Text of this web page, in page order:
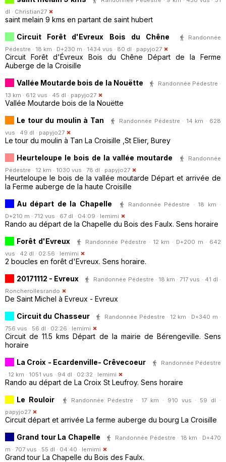
dl · Christian27
saint melain 9 kms en partant de saint hubert
Circuit Forêt d'Evreux Bois du Chêne
Randonnée
Pédestre · 18 km · D+230 m · 1434 vus · 80 dl · papyjo27
Circuit Forêt d'Évreux Bois du Chêne Départ de la Ferme
Auberge de la Croisille
Vallée Moutarde bois de la Nouëtte
Randonnée Pédestre ·
13 km · 612 vus · 45 dl · papyjo27
Vallée Moutarde bois de la Nouëtte
Le tour du moulin à Tan
Randonnée Pédestre · 14 km · 628
vus · 49 dl · papyjo27
Le tour du moulin à Tan La Croisille ,St Elier, Burey
Heurteloupe le bois de la vallée moutarde
Randonnée
Pédestre · 12 km · 1030 vus · 78 dl · papyjo27
Heurteloupe le bois de la vallée moutarde Départ et arrivée de
la Ferme auberge de la haute Croisille
Au départ de la Chapelle
Randonnée Pédestre · 18 km ·
D+210 m · 712 vus · 67 dl · 04:09 · lemimi
Rando au départ de la Chapelle du Bois des Faulx. Sens horaire
Forêt d'Evreux
Randonnée Pédestre · 12 km · D+200 m · 642
vus · 42 dl · 02:56 · lemimi
2 boucles en forêt d'Evreux. Sens horaire.
20171112 - Evreux
Randonnée Pédestre · 18 km · 717 vus · 41 dl ·
Roncherollesrando
De Saint Michel à Evreux - Evreux
Circuit du Chasseur
Randonnée Pédestre · 12 km · D+340 m ·
756 vus · 56 dl · 02:26 · lemimi
Circuit de 11.5 kms Départ de la mairie de Bérengeville. Sens
horaire
La Croix - Ecardenville- Crêvecoeur
Randonnée Pédestre
· 12 km · 1051 vus · 94 dl · 02:32 · lemimi
Rando au départ de La Croix St Leufroy. Sens horaire
Le Rouloir
Randonnée Pédestre · 17 km · 910 vus · 59 dl ·
papyjo27
Circuit départ et arrivée La ferme auberge du bourg La Croisille
Grand tour La Chapelle
Randonnée Pédestre · 18 km · D+470
m · 707 vus · 55 dl · 04:40 · lemimi
Grand tour La Chapelle du Bois des Faulx.